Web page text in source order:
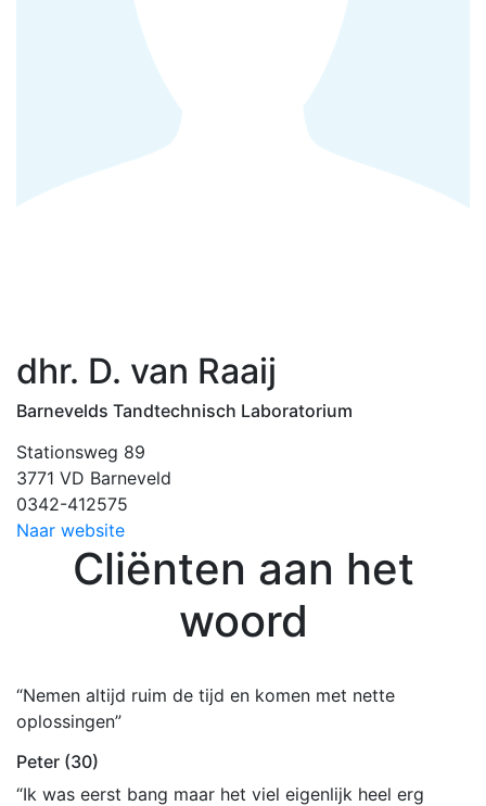
dhr. D. van Raaij
Barnevelds Tandtechnisch Laboratorium
Stationsweg 89
3771 VD Barneveld
0342-412575
Naar website
Cliënten aan het
woord
“Nemen altijd ruim de tijd en komen met nette
oplossingen”
Peter (30)
“Ik was eerst bang maar het viel eigenlijk heel erg